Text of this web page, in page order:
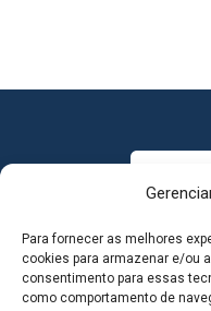
Para fornecer as melhores
cookies para armazenar e/ou
consentimento para essas
como comportamento de